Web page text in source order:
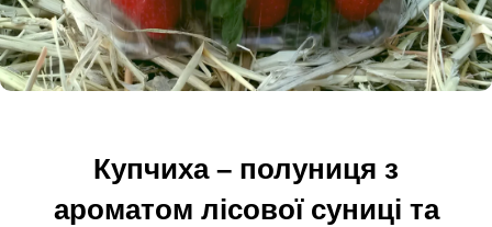
Купчиха – полуниця з
ароматом лісової суниці та